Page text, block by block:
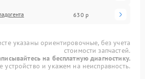
630 р
указаны ориентировочные, без учета
стоимости запчастей.
на бесплатную диагностику.
и укажем на неисправность.